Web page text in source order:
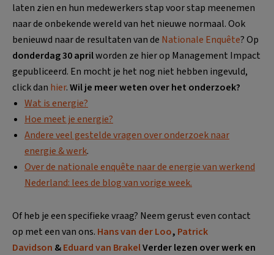
laten zien en hun medewerkers stap voor stap meenemen
naar de onbekende wereld van het nieuwe normaal. Ook
benieuwd naar de resultaten van de Nationale Enquête? Op
donderdag 30 aprilworden ze hier op Management Impact
gepubliceerd. En mocht je het nog niet hebben ingevuld,
click dan hier.Wil je meer weten over het onderzoek?
Wat is energie?
Hoe meet je energie?
Andere veel gestelde vragen over onderzoek naar
energie & werk.
Over de nationale enquête naar de energie van werkend
Nederland: lees de blog van vorige week.
Of heb je een specifieke vraag? Neem gerust even contact
op met een van ons. Hans van der Loo, Patrick
Davidson &Eduard van BrakelVerder lezen over werk en